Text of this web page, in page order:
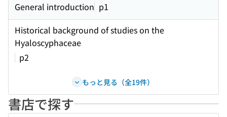
General introduction p1
Historical background of studies on the
Hyaloscyphaceae
p2
もっと見る（全19件）
書店で探す